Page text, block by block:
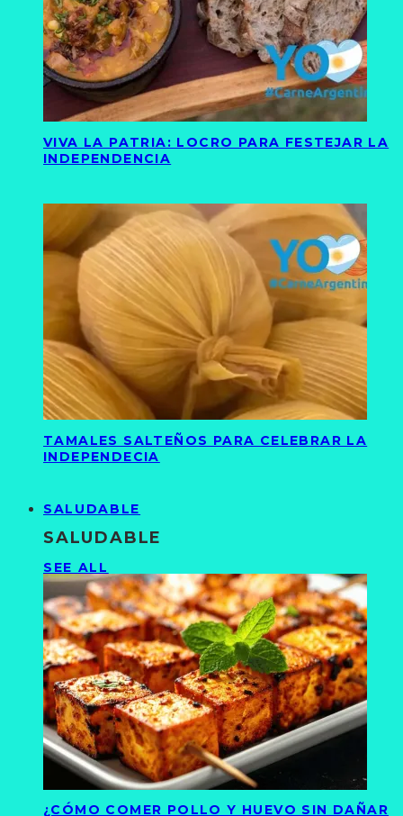
VIVA LA PATRIA: LOCRO PARA FESTEJAR LA
INDEPENDENCIA
TAMALES SALTEÑOS PARA CELEBRAR LA
INDEPENDECIA
SALUDABLE
SALUDABLE
SEE ALL
¿CÓMO COMER POLLO Y HUEVO SIN DAÑAR